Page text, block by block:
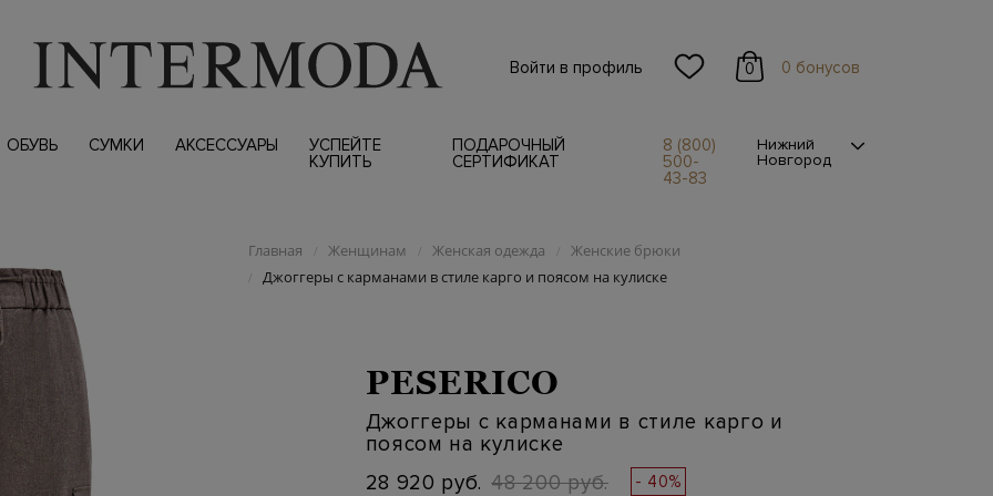
Войти в профиль 0 0 бонусов
ОБУВЬ СУМКИ АКСЕССУАРЫ
УСПЕЙТЕ
КУПИТЬ
ПОДАРОЧНЫЙ
СЕРТИФИКАТ
8 (800)
500-
43-83
Нижний
Новгород
Главная / Женщинам / Женская одежда / Женские брюки
/ Джоггеры с карманами в стиле карго и поясом на кулиске
PESERICO
Джоггеры с карманами в стиле карго и
поясом на кулиске
28 920 руб. 48 200 руб. - 40%